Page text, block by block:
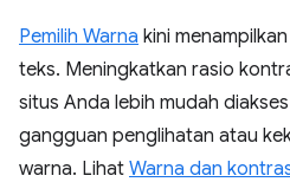
Pemilih Warna kini
teks. Meningkatkan rasio
situs Anda lebih mudah
gangguan penglihatan atau
warna. Lihat Warna dan